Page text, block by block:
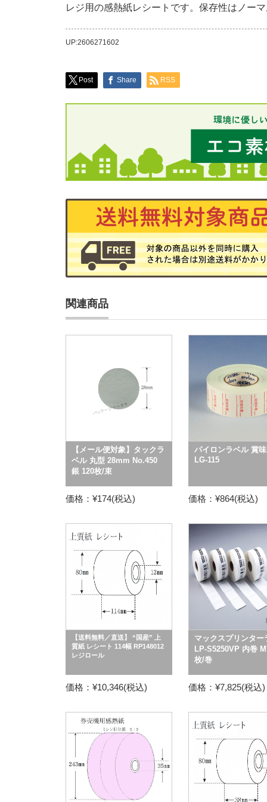
レジ用の感熱紙レシートです。保存性はノー
UP:2606271602
Post Share RSS
関連商品
【メール便対象】タックラ
ベル 丸型 28mm No.450
銀 120枚/束
価格：¥174(税込)
パイロンラベル 賞
LG-115
価格：¥864(税込)
【送料無料／直送】 “国産” 上
質紙 レシート 114幅 RP148012
レジロール
価格：¥10,346(税込)
マックスプリンター
LP-S5250VP 内巻
枚/巻
価格：¥7,825(税込)